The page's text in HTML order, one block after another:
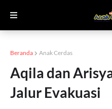
Beranda Anak Cerdas
Aqila dan
Jalur Evakuasi